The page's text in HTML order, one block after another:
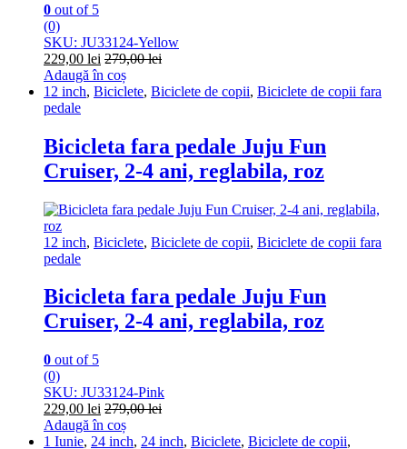
0 out of 5
(0)
SKU: JU33124-Yellow
229,00 lei 279,00lei
Adaugă în coș
12 inch, Biciclete, Biciclete de copii, Biciclete de copii fara
pedale
Bicicleta fara pedale Juju Fun
Cruiser, 2-4 ani, reglabila, roz
12 inch, Biciclete, Biciclete de copii, Biciclete de copii fara
pedale
Bicicleta fara pedale Juju Fun
Cruiser, 2-4 ani, reglabila, roz
0 out of 5
(0)
SKU: JU33124-Pink
229,00 lei 279,00lei
Adaugă în coș
1 Iunie, 24 inch, 24 inch, Biciclete, Biciclete de copii,